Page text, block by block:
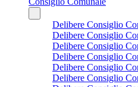
Delibere Consiglio
Delibere Consiglio
Delibere Consiglio
Delibere Consiglio
Delibere Consiglio
Delibere Consiglio